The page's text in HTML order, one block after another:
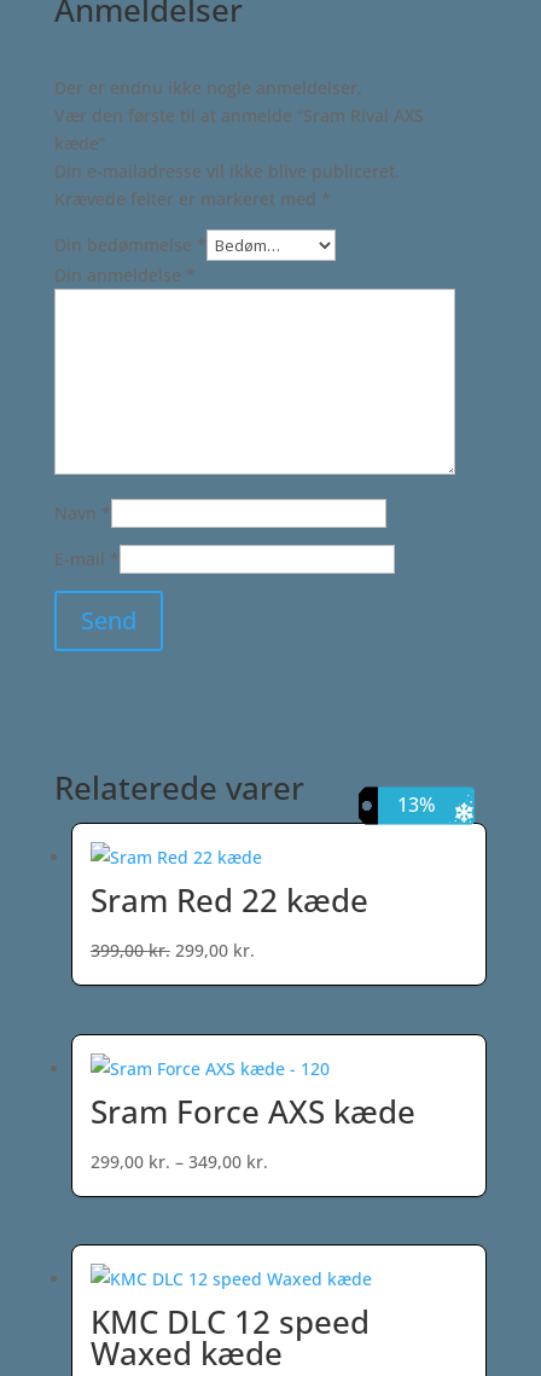
Anmeldelser
Der er endnu ikke nogle anmeldelser.
Vær den første til at anmelde “Sram Rival AXS
kæde”
Din e-mailadresse vil ikke blive publiceret.
Krævede felter er markeret med *
Din bedømmelse *
Din anmeldelse *
Navn *
E-mail *
Relaterede varer 25%
Sram Red 22 kæde
399,00kr. Den
oprindelige
var:
399,00 kr..
299,00 kr.Den
aktuelle
er:
299,00 kr..
33%
Sram Force AXS kæde
299,00 kr. – 349,00 kr.
299,00 kr.
13%
KMC DLC 12 speed
Waxed kæde